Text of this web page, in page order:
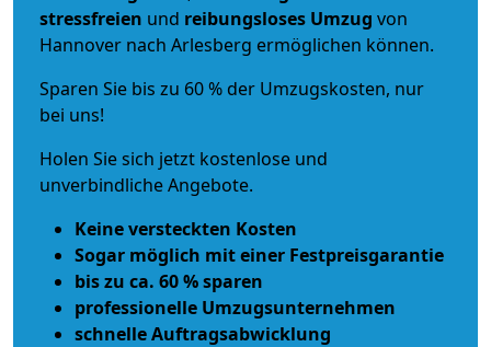
stressfreien und reibungsloses Umzug von
Hannover nach Arlesberg ermöglichen können.
Sparen Sie bis zu 60 % der Umzugskosten, nur
bei uns!
Holen Sie sich jetzt kostenlose und
unverbindliche Angebote.
Keine versteckten Kosten
Sogar möglich mit einer Festpreisgarantie
bis zu ca. 60 % sparen
professionelle Umzugsunternehmen
schnelle Auftragsabwicklung